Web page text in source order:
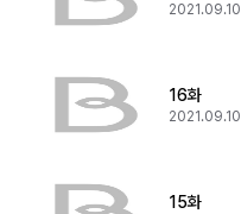
2021.09.10
16화
2021.09.10
15화